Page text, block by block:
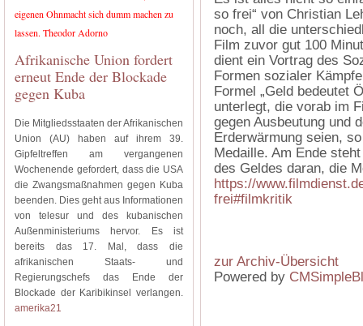
eigenen Ohnmacht sich dumm machen zu
lassen. Theodor Adorno
Afrikanische Union fordert
erneut Ende der Blockade
gegen Kuba
Die Mitgliedsstaaten der Afrikanischen
Union (AU) haben auf ihrem 39.
Gipfeltreffen am vergangenen
Wochenende gefordert, dass die USA
die Zwangsmaßnahmen gegen Kuba
beenden. Dies geht aus Informationen
von telesur und des kubanischen
Außenministeriums hervor. Es ist
bereits das 17. Mal, dass die
afrikanischen Staats- und
Regierungschefs das Ende der
Blockade der Karibikinsel verlangen.
amerika21
so frei“ von Christian
noch, all die
Film zuvor gut 100
dient ein Vortrag des
Formen sozialer
Formel „Geld bedeutet
unterlegt, die vorab im
gegen Ausbeutung und
Erderwärmung seien,
Medaille. Am Ende
des Geldes daran, die
https://
frei#filmkritik
zur Archiv-Übersicht
Powered by